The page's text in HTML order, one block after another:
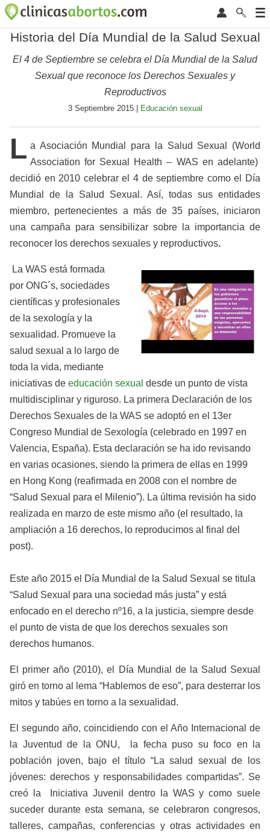
Historia del Día Mundial de la Salud Sexual
El 4 de Septiembre se celebra el Día Mundial de la Salud
Sexual que reconoce los Derechos Sexuales y
Reproductivos
3 Septiembre 2015 | Educación sexual
L a Asociación Mundial para la Salud Sexual (World
Association for Sexual Health – WAS en adelante)
decidió en 2010 celebrar el 4 de septiembre como el Día
Mundial de la Salud Sexual. Así, todas sus entidades
miembro, pertenecientes a más de 35 países, iniciaron
una campaña para sensibilizar sobre la importancia de
reconocer los derechos sexuales y reproductivos.
La WAS está formada
por ONG´s, sociedades
científicas y profesionales
de la sexología y la
sexualidad. Promueve la
salud sexual a lo largo de
toda la vida, mediante
iniciativas de educación sexual desde un punto de vista
multidisciplinar y riguroso. La primera Declaración de los
Derechos Sexuales de la WAS se adoptó en el 13er
Congreso Mundial de Sexología (celebrado en 1997 en
Valencia, España). Esta declaración se ha ido revisando
en varias ocasiones, siendo la primera de ellas en 1999
en Hong Kong (reafirmada en 2008 con el nombre de
“Salud Sexual para el Milenio”). La última revisión ha sido
realizada en marzo de este mismo año (el resultado, la
ampliación a 16 derechos, lo reproducimos al final del
post).
Este año 2015 el Día Mundial de la Salud Sexual se titula
“Salud Sexual para una sociedad más justa” y está
enfocado en el derecho nº16, a la justicia, siempre desde
el punto de vista de que los derechos sexuales son
derechos humanos.
El primer año (2010), el Día Mundial de la Salud Sexual
giró en torno al lema “Hablemos de eso”, para desterrar los
mitos y tabúes en torno a la sexualidad.
El segundo año, coincidiendo con el Año Internacional de
la Juventud de la ONU, la fecha puso su foco en la
población joven, bajo el título “La salud sexual de los
jóvenes: derechos y responsabilidades compartidas”. Se
creó la Iniciativa Juvenil dentro la WAS y como suele
suceder durante esta semana, se celebraron congresos,
talleres, campañas, conferencias y otras actividades en